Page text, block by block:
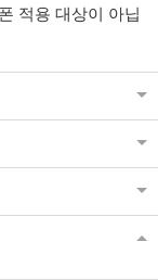
적용 대상이 아닙